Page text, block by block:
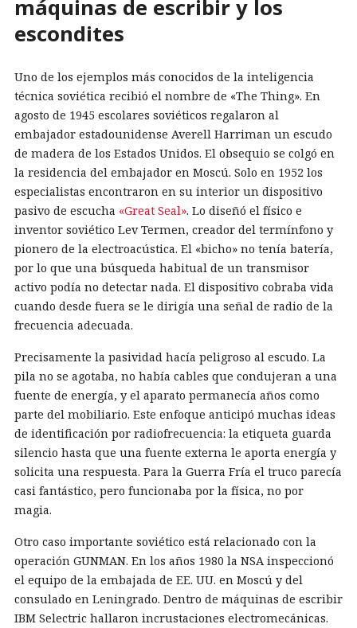
máquinas de escribir y los
escondites
Uno de los ejemplos más conocidos de la inteligencia
técnica soviética recibió el nombre de «The Thing». En
agosto de 1945 escolares soviéticos regalaron al
embajador estadounidense Averell Harriman un escudo
de madera de los Estados Unidos. El obsequio se colgó en
la residencia del embajador en Moscú. Solo en 1952 los
especialistas encontraron en su interior un dispositivo
pasivo de escucha «Great Seal». Lo diseñó el físico e
inventor soviético Lev Termen, creador del termínfono y
pionero de la electroacústica. El «bicho» no tenía batería,
por lo que una búsqueda habitual de un transmisor
activo podía no detectar nada. El dispositivo cobraba vida
cuando desde fuera se le dirigía una señal de radio de la
frecuencia adecuada.
Precisamente la pasividad hacía peligroso al escudo. La
pila no se agotaba, no había cables que condujeran a una
fuente de energía, y el aparato permanecía años como
parte del mobiliario. Este enfoque anticipó muchas ideas
de identificación por radiofrecuencia: la etiqueta guarda
silencio hasta que una fuente externa le aporta energía y
solicita una respuesta. Para la Guerra Fría el truco parecía
casi fantástico, pero funcionaba por la física, no por
magia.
Otro caso importante soviético está relacionado con la
operación GUNMAN. En los años 1980 la NSA inspeccionó
el equipo de la embajada de EE. UU. en Moscú y del
consulado en Leningrado. Dentro de máquinas de escribir
IBM Selectric hallaron incrustaciones electromecánicas.